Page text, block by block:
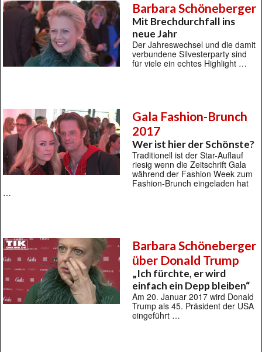
Barbara Schöneberger
Mit Brechdurchfall ins
neue Jahr
Der Jahreswechsel und die damit
verbundene Silvesterparty sind
für viele ein echtes Highlight …
Gala Fashion-Brunch
2017
Wer ist hier der Schönste?
Traditionell ist der Star-Auflauf
riesig wenn die Zeitschrift Gala
während der Fashion Week zum
Fashion-Brunch eingeladen hat
…
Barbara Schöneberger
über Donald Trump
„Ich fürchte, er wird
einfach ein Depp bleiben“
Am 20. Januar 2017 wird Donald
Trump als 45. Präsident der USA
eingeführt …